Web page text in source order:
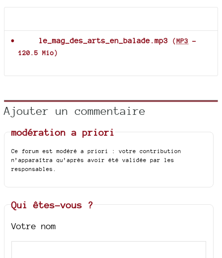
le_mag_des_arts_en_balade.mp3 (MP3 -
120.5 Mio)
Ajouter un commentaire
modération a priori
Ce forum est modéré a priori : votre contribution
n’apparaîtra qu’après avoir été validée par les
responsables.
Qui êtes-vous ?
Votre nom